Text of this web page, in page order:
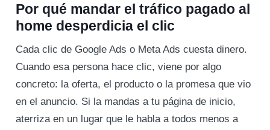
Por qué mandar el tráfico pagado al
home desperdicia el clic
Cada clic de Google Ads o Meta Ads cuesta dinero.
Cuando esa persona hace clic, viene por algo
concreto: la oferta, el producto o la promesa que vio
en el anuncio. Si la mandas a tu página de inicio,
aterriza en un lugar que le habla a todos menos a